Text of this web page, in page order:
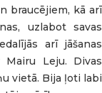
braucējiem, kā arī
uzlabot savas
arī jāšanas
Leju. Divas
vietā. Bija ļoti labi